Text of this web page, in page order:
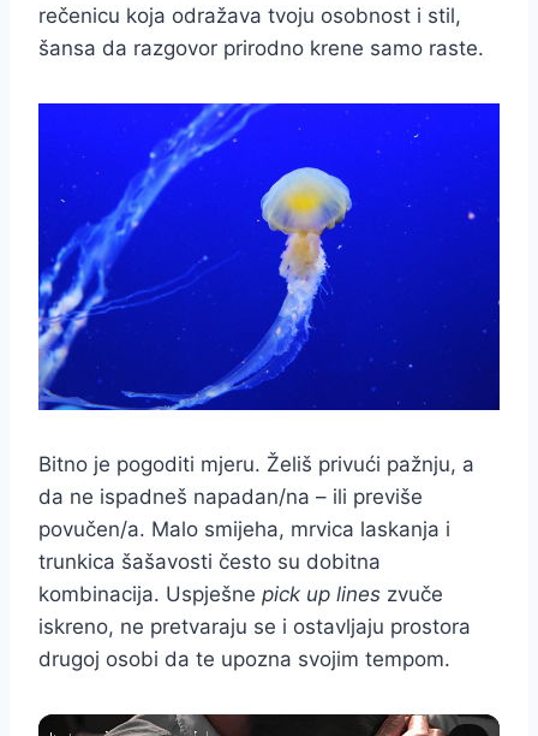
rečenicu koja odražava tvoju osobnost i stil,
šansa da razgovor prirodno krene samo raste.
Bitno je pogoditi mjeru. Želiš privući pažnju, a
da ne ispadneš napadan/na – ili previše
povučen/a. Malo smijeha, mrvica laskanja i
trunkica šašavosti često su dobitna
kombinacija. Uspješne pick up lines zvuče
iskreno, ne pretvaraju se i ostavljaju prostora
drugoj osobi da te upozna svojim tempom.